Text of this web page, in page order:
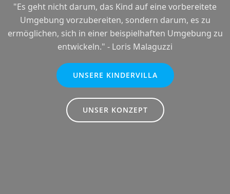
"Es geht nicht darum, das Kind auf eine vorbereitete
Umgebung vorzubereiten, sondern darum, es zu
ermöglichen, sich in einer beispielhaften Umgebung zu
entwickeln." - Loris Malaguzzi
UNSERE KINDERVILLA
UNSER KONZEPT